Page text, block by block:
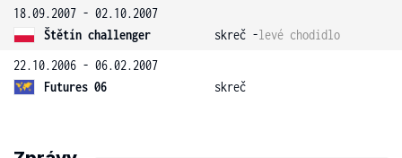
18.09.2007 - 02.10.2007
Štětín challenger
skreč -levé chodidlo
22.10.2006 - 06.02.2007
Futures 06
skreč